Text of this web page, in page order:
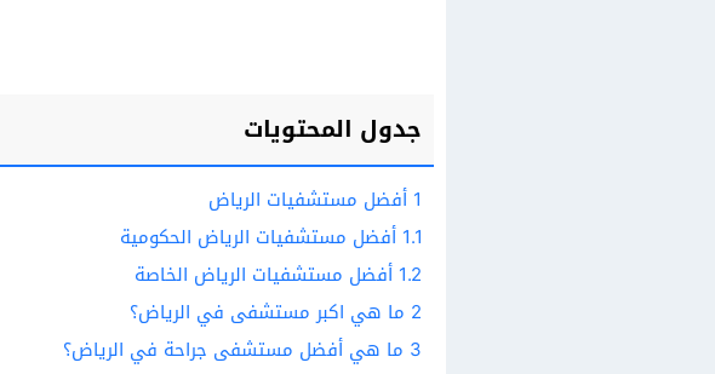
جدول المحتويات
1 أفضل مستشفيات الرياض
1.1 أفضل مستشفيات الرياض الحكومية
1.2 أفضل مستشفيات الرياض الخاصة
2 ما هي اكبر مستشفى في الرياض؟
3 ما هي أفضل مستشفى جراحة في الرياض؟